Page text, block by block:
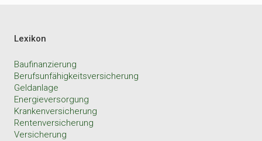
Lexikon
Baufinanzierung
Berufsunfähigkeitsversicherung
Geldanlage
Energieversorgung
Krankenversicherung
Rentenversicherung
Versicherung